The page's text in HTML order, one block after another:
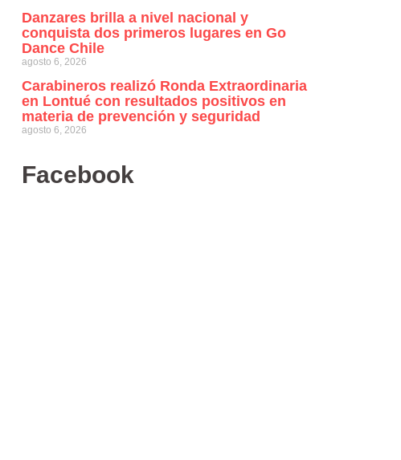
Danzares brilla a nivel nacional y
conquista dos primeros lugares en Go
Dance Chile
agosto 6, 2026
Carabineros realizó Ronda Extraordinaria
en Lontué con resultados positivos en
materia de prevención y seguridad
agosto 6, 2026
Facebook